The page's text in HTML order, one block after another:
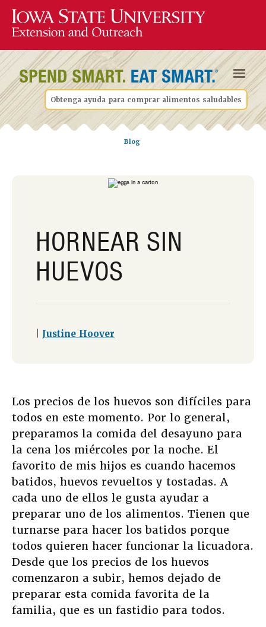
Obtenga ayuda para comprar alimentos saludables
Blog
HORNEAR SIN
HUEVOS
Justine Hoover
Los precios de los huevos son difíciles para
todos en este momento. Por lo general,
preparamos la comida del desayuno para
la cena los miércoles por la noche. El
favorito de mis hijos es cuando hacemos
batidos, huevos revueltos y tostadas. A
cada uno de ellos le gusta ayudar a
preparar uno de los alimentos. Tienen que
turnarse para hacer los batidos porque
todos quieren hacer funcionar la licuadora.
Desde que los precios de los huevos
comenzaron a subir, hemos dejado de
preparar esta comida favorita de la
familia, que es un fastidio para todos.